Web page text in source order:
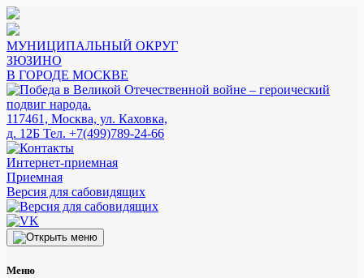
МУНИЦИПАЛЬНЫЙ ОКРУГ
ЗЮЗИНО
В ГОРОДЕ МОСКВЕ
117461, Москва, ул. Каховка,
д. 12Б Тел. +7(499)789-24-66
Интернет-приемная
Приемная
Версия для сабовидящих
Меню